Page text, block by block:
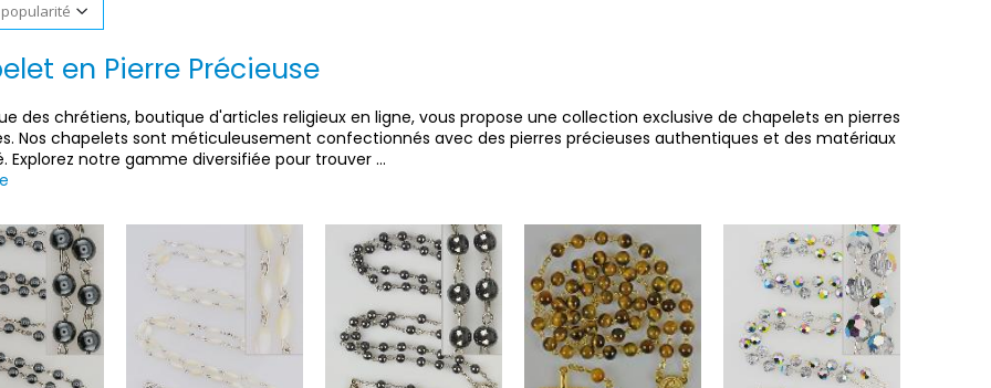
en Pierre Précieuse
des chrétiens, boutique d'articles religieux en ligne, vous propose une collection exclusive de chapelets en pierres
Nos chapelets sont méticuleusement confectionnés avec des pierres précieuses authentiques et des matériaux
Explorez notre gamme diversifiée pour trouver ...